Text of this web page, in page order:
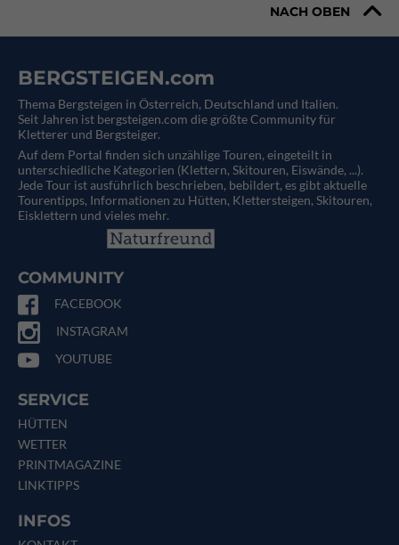
NACH OBEN
BERGSTEIGEN.com
Thema Bergsteigen in Österreich, Deutschland und Italien.
Seit Jahren ist bergsteigen.com die größte Community für
Kletterer und Bergsteiger.
Auf dem Portal finden sich unzählige Touren, eingeteilt in
unterschiedliche Kategorien (Klettern, Skitouren, Eiswände, ...).
Jede Tour ist ausführlich beschrieben, bebildert, es gibt aktuelle
Tourentipps, Informationen zu Hütten, Klettersteigen, Skitouren,
Eisklettern und vieles mehr.
COMMUNITY
FACEBOOK
INSTAGRAM
YOUTUBE
SERVICE
HÜTTEN
WETTER
PRINTMAGAZINE
LINKTIPPS
INFOS